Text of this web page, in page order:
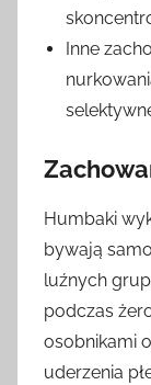
Inne
Humbaki
bywają
luźnych
podczas
osobnikami
uderzenia